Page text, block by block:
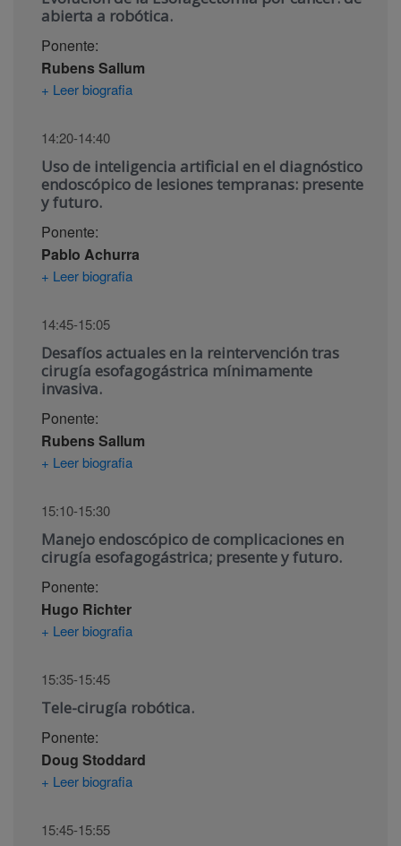
abierta a robótica.
Ponente:
Rubens Sallum
+ Leer biografia
14:20-14:40
Uso de inteligencia artificial en el diagnóstico
endoscópico de lesiones tempranas: presente
y futuro.
Ponente:
Pablo Achurra
+ Leer biografia
14:45-15:05
Desafíos actuales en la reintervención tras
cirugía esofagogástrica mínimamente
invasiva.
Ponente:
Rubens Sallum
+ Leer biografia
15:10-15:30
Manejo endoscópico de complicaciones en
cirugía esofagogástrica; presente y futuro.
Ponente:
Hugo Richter
+ Leer biografia
15:35-15:45
Tele-cirugía robótica.
Ponente:
Doug Stoddard
+ Leer biografia
15:45-15:55